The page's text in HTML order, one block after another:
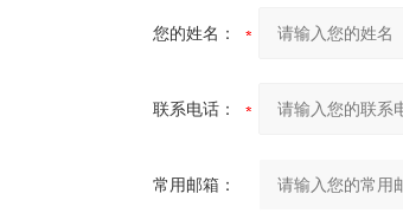
您的姓名：
联系电话：
常用邮箱：